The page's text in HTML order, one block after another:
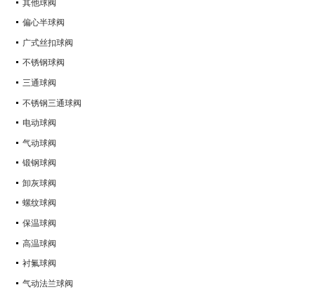
其他球阀
偏心半球阀
广式丝扣球阀
不锈钢球阀
三通球阀
不锈钢三通球阀
电动球阀
气动球阀
锻钢球阀
卸灰球阀
螺纹球阀
保温球阀
高温球阀
衬氟球阀
气动法兰球阀